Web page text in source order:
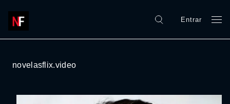
Entrar
novelasflix.video